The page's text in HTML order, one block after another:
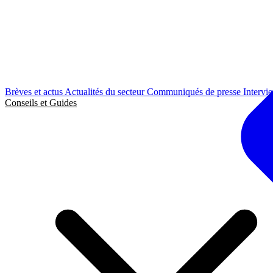
Brèves et actus Actualités du secteurCommuniqués de presse
Conseils et Guides